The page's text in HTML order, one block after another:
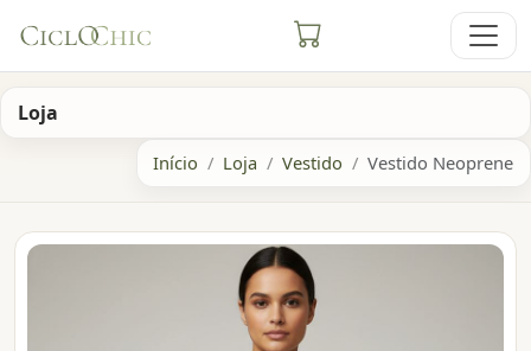
Loja
Início Loja Vestido Vestido Neoprene